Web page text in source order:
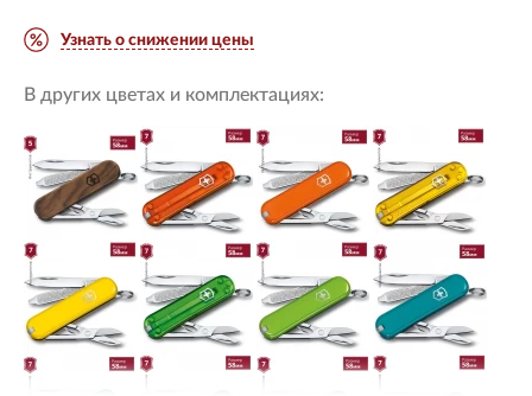
Узнать о снижении цены
В других цветах и комплектациях: